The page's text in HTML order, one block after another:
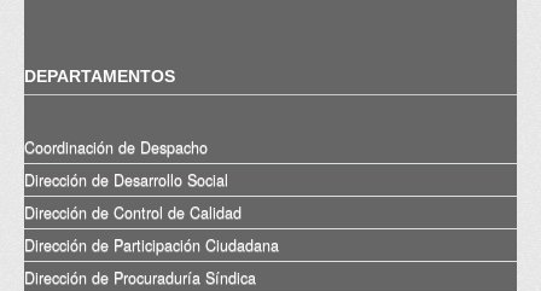
DEPARTAMENTOS
Coordinación de Despacho
Dirección de Desarrollo Social
Dirección de Control de Calidad
Dirección de Participación Ciudadana
Dirección de Procuraduría Síndica